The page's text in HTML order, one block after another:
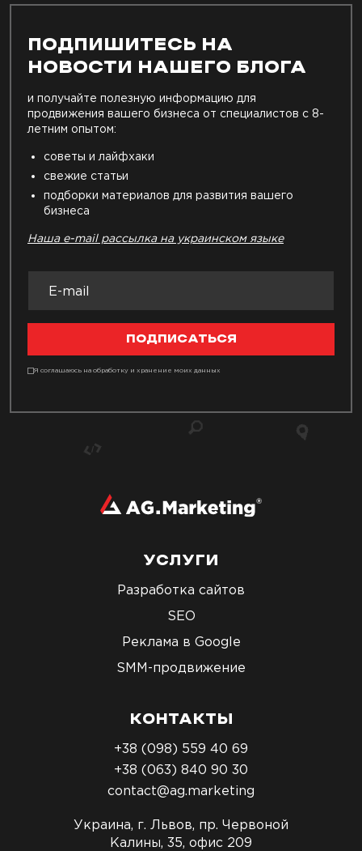
ПОДПИШИТЕСЬ НА
НОВОСТИ НАШЕГО БЛОГА
и получайте полезную информацию для
продвижения вашего бизнеса от специалистов с 8-
летним опытом:
советы и лайфхаки
свежие статьи
подборки материалов для развития вашего
бизнеса
Наша e-mail рассылка на украинском языке
ПОДПИСАТЬСЯ
Я соглашаюсь на обработку и хранение моих данных
УСЛУГИ
Разработка сайтов
SEO
Реклама в Google
SMM-продвижение
КОНТАКТЫ
+38 (098) 559 40 69
+38 (063) 840 90 30
contact@ag.marketing
Украина, г. Львов, пр. Червоной
Калины, 35, офис 209